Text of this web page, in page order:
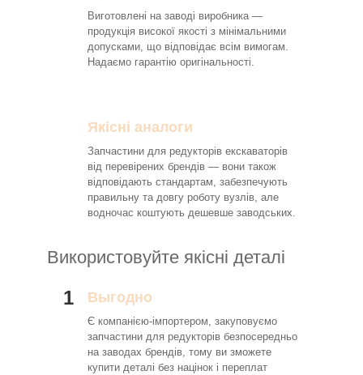
Виготовлені на заводі виробника —
продукція високої якості з мінімальними
допусками, що відповідає всім вимогам.
Надаємо гарантію оригінальності.
Якісні аналоги
Запчастини для редукторів екскаваторів
від перевірених брендів — вони також
відповідають стандартам, забезпечують
правильну та довгу роботу вузлів, але
водночас коштують дешевше заводських.
Використовуйте якісні деталі
1 Выгодно
Є компанією-імпортером, закуповуємо
запчастини для редукторів безпосередньо
на заводах брендів, тому ви зможете
купити деталі без націнок і переплат